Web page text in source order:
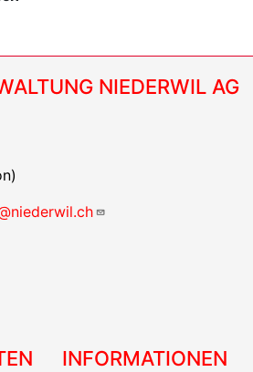
NIEDERWIL AG
INFORMATIONEN